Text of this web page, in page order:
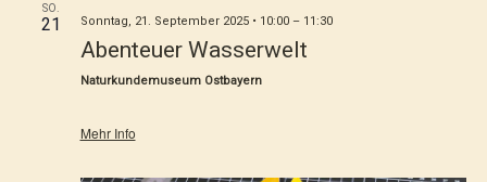
SO.
21 Sonntag, 21. September 2025 • 10:00– 11:30
Abenteuer Wasserwelt
Naturkundemuseum Ostbayern
Mehr Info